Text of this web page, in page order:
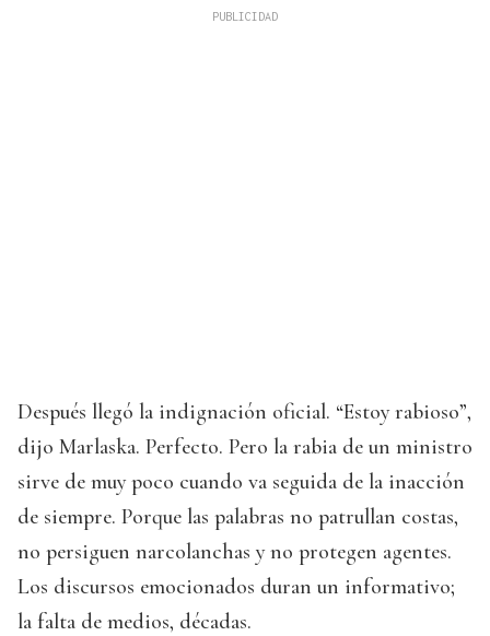
Después llegó la indignación oficial. “Estoy rabioso”,
dijo Marlaska. Perfecto. Pero la rabia de un ministro
sirve de muy poco cuando va seguida de la inacción
de siempre. Porque las palabras no patrullan costas,
no persiguen narcolanchas y no protegen agentes.
Los discursos emocionados duran un informativo;
la falta de medios, décadas.